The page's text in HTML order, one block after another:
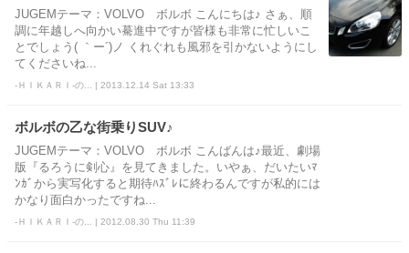
JUGEMテーマ：VOLVO ボルボ こんにちは♪ さぁ、順
調に年越しへ向かい驀進中ですが皆様も非常に忙しいこ
とでしょう( ｀ー´)ノ くれぐれも風邪を引かないようにし
てくださいね...
-ＨＩＫＡＲＩ-の... | 2013.12.14 Sat 13:33
ボルボの乙な街乗りSUV♪
JUGEMテーマ：VOLVO ボルボ こんばんは♪最近、劇場
版『るろうに剣心』を見てきました。いやぁ、だいたいﾏ
ﾝｶﾞから実写化すると期待ﾊｽﾞﾚに終わるんですが私的には
かなり面白かったですね...
-ＨＩＫＡＲＩ-の... | 2012.08.30 Thu 11:39